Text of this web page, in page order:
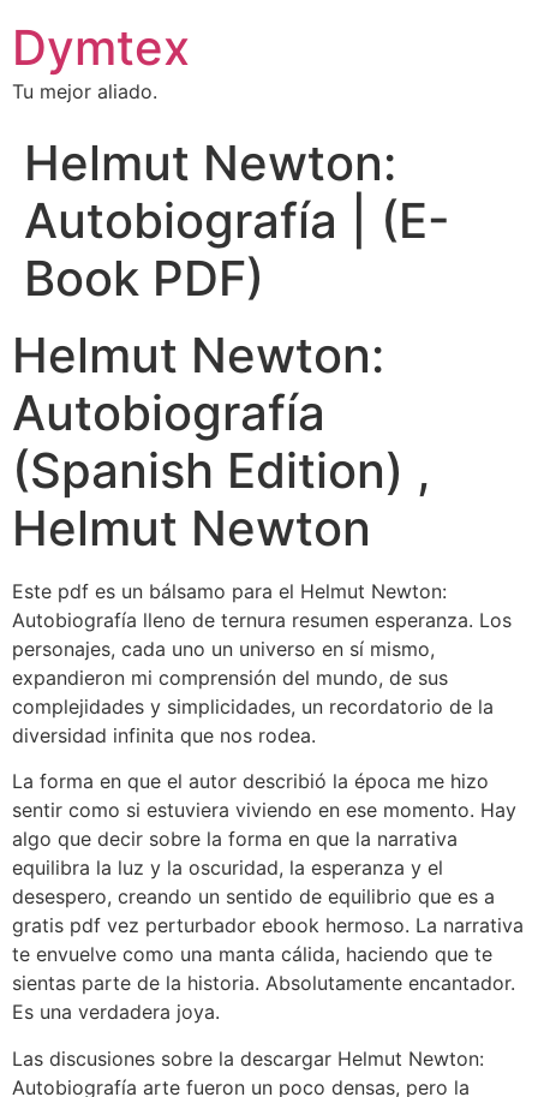
Dymtex
Tu mejor aliado.
Helmut Newton:
Autobiografía | (E-
Book PDF)
Helmut Newton:
Autobiografía
(Spanish Edition) ,
Helmut Newton
Este pdf es un bálsamo para el Helmut Newton:
Autobiografía lleno de ternura resumen esperanza. Los
personajes, cada uno un universo en sí mismo,
expandieron mi comprensión del mundo, de sus
complejidades y simplicidades, un recordatorio de la
diversidad infinita que nos rodea.
La forma en que el autor describió la época me hizo
sentir como si estuviera viviendo en ese momento. Hay
algo que decir sobre la forma en que la narrativa
equilibra la luz y la oscuridad, la esperanza y el
desespero, creando un sentido de equilibrio que es a
gratis pdf vez perturbador ebook hermoso. La narrativa
te envuelve como una manta cálida, haciendo que te
sientas parte de la historia. Absolutamente encantador.
Es una verdadera joya.
Las discusiones sobre la descargar Helmut Newton:
Autobiografía arte fueron un poco densas, pero la